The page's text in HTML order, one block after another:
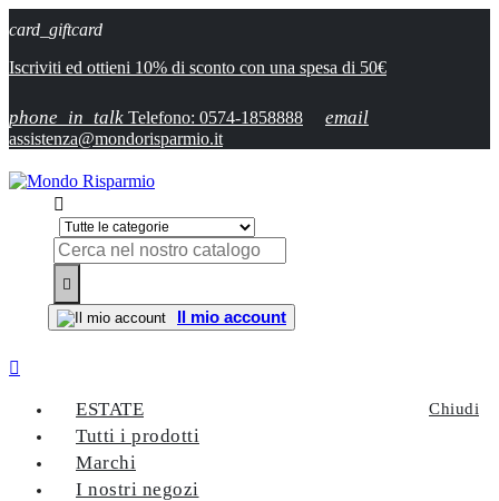
card_giftcard
Iscriviti ed ottieni 10% di sconto con una spesa di 50€
phone_in_talk Telefono: 0574-1858888 email
assistenza@mondorisparmio.it


Il mio account

Chiudi
ESTATE
Tutti i prodotti
Marchi
I nostri negozi